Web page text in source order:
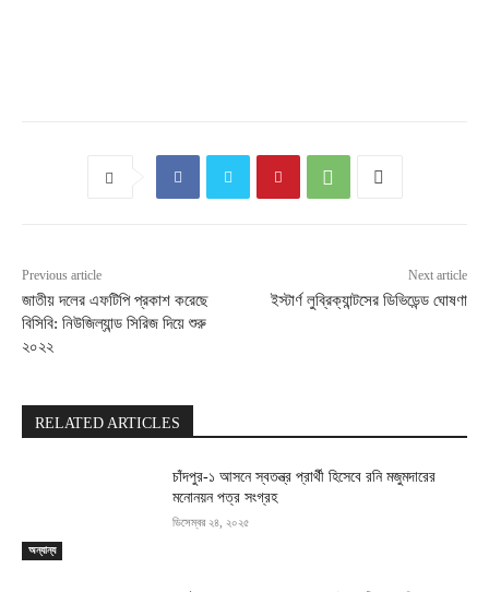
Previous article
জাতীয় দলের এফটিপি প্রকাশ করেছে
বিসিবি: নিউজিল্যান্ড সিরিজ দিয়ে শুরু
২০২২
Next article
ইস্টার্ণ লুব্রিক্যান্টসের ডিভিডেন্ড ঘোষণা
RELATED ARTICLES
অন্যান্য
চাঁদপুর-১ আসনে স্বতন্ত্র প্রার্থী হিসেবে রনি মজুমদারের
মনোনয়ন পত্র সংগ্রহ
ডিসেম্বর ২৪, ২০২৫